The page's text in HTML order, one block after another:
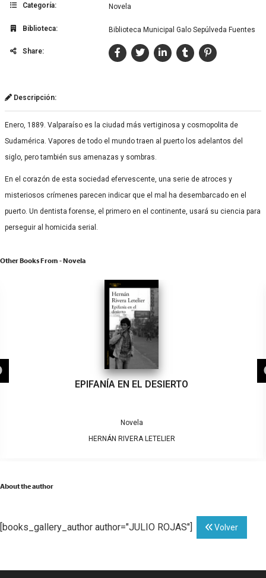
Categoría: Novela
Biblioteca: Biblioteca Municipal Galo Sepúlveda Fuentes
Share:
Descripción:
Enero, 1889. Valparaíso es la ciudad más vertiginosa y cosmopolita de
Sudamérica. Vapores de todo el mundo traen al puerto los adelantos del
siglo, pero también sus amenazas y sombras.
En el corazón de esta sociedad efervescente, una serie de atroces y
misteriosos crímenes parecen indicar que el mal ha desembarcado en el
puerto. Un dentista forense, el primero en el continente, usará su ciencia para
perseguir al homicida serial.
Other Books From - Novela
EPIFANÍA EN EL DESIERTO
Novela
HERNÁN RIVERA LETELIER
About the author
[books_gallery_author author="JULIO ROJAS"] Volver